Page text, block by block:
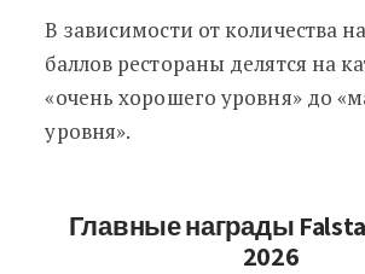
В зависимости от количества
баллов рестораны делятся на
«очень хорошего уровня» до
уровня».
Главные награды
2026